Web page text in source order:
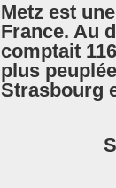
Metz est
France. Au
comptait
plus
Strasbourg